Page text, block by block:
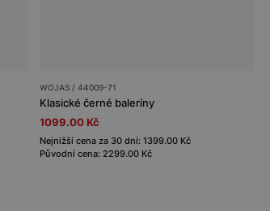
WOJAS / 44009-71
Klasické černé baleríny
1099.00 Kč
Nejnižší cena za 30 dní: 1399.00 Kč
Původní cena: 2299.00 Kč